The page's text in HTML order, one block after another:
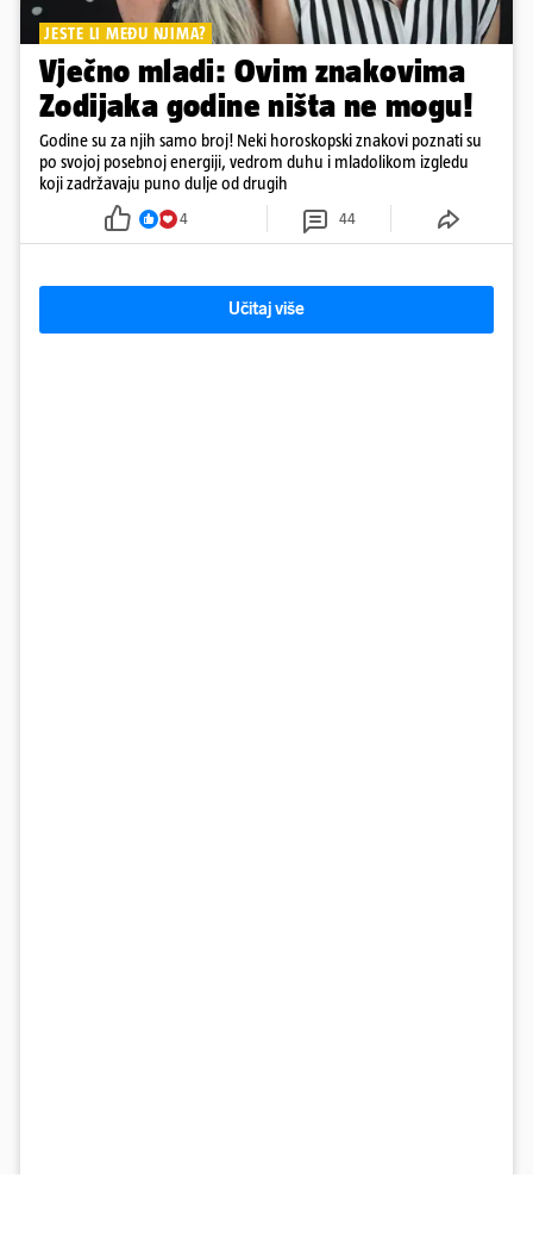
JESTE LI MEĐU NJIMA?
Vječno mladi: Ovim znakovima
Zodijaka godine ništa ne mogu!
Godine su za njih samo broj! Neki horoskopski znakovi poznati su
po svojoj posebnoj energiji, vedrom duhu i mladolikom izgledu
koji zadržavaju puno dulje od drugih
4 44
Učitaj više